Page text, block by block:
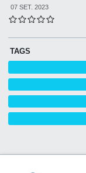
07 SET. 2023
TAGS